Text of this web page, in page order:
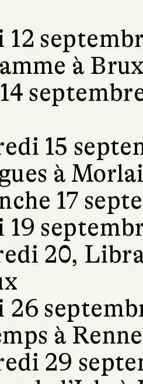
12
à
15
à
17
19
20,
26
à
29